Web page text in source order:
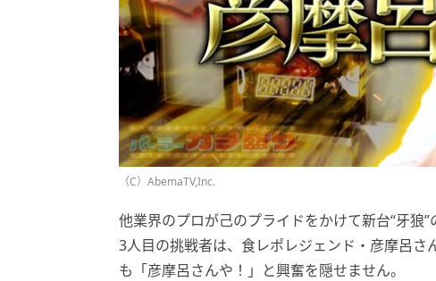
（C）AbemaTV,Inc.
他業界のプロが己のプライドをかけて新台“牙狼
3人目の挑戦者は、食レポレジェンド・彦摩呂
も「彦摩呂さんや！」と興奮を隠せません。